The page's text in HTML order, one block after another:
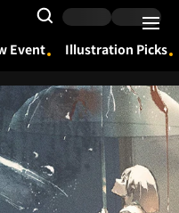
Search Input
Event Illustration Picks